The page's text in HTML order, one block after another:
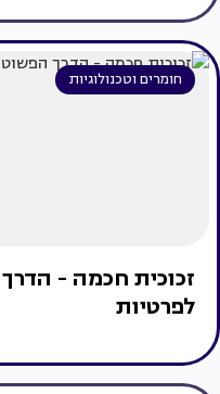
חומרים וטכנולוגיות
זכוכית חכמה -
לפרטיות